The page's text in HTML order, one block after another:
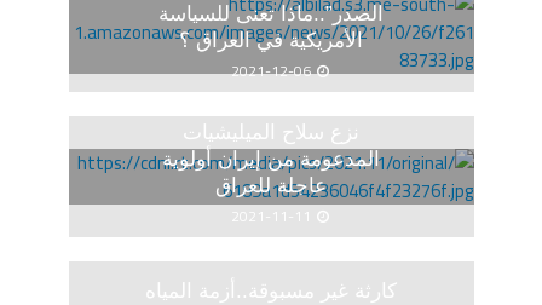
الصدر”..ماذا تعنى للسياسة
الأمريكية في العراق ؟
2021-12-06
نزع سلاح الميليشيات
المدعومة من إيران أولوية
عاجلة للعراق
2021-11-11
كارثة غير مسبوقة..أزمة المياه